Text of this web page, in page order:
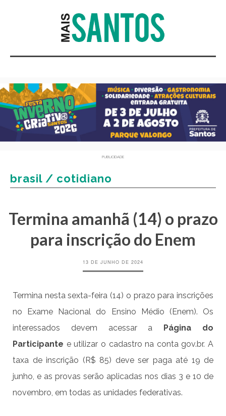
PUBLICIDADE
brasil / cotidiano
Termina amanhã (14) o prazo
para inscrição do Enem
13 DE JUNHO DE 2024
Termina nesta sexta-feira (14) o prazo para inscrições
no Exame Nacional do Ensino Médio (Enem). Os
interessados devem acessar a
Página do
Participante e utilizar o cadastro na conta gov.br. A
taxa de inscrição (R$ 85) deve ser paga até 19 de
junho, e as provas serão aplicadas nos dias 3 e 10 de
novembro, em todas as unidades federativas.